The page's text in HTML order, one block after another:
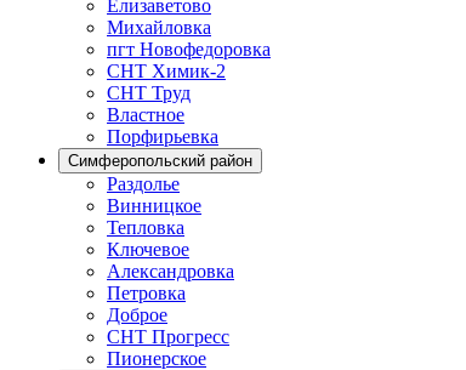
Елизаветово
Михайловка
пгт Новофедоровка
СНТ Химик-2
СНТ Труд
Властное
Порфирьевка
Симферопольский район
Раздолье
Винницкое
Тепловка
Ключевое
Александровка
Петровка
Доброе
СНТ Прогресс
Пионерское